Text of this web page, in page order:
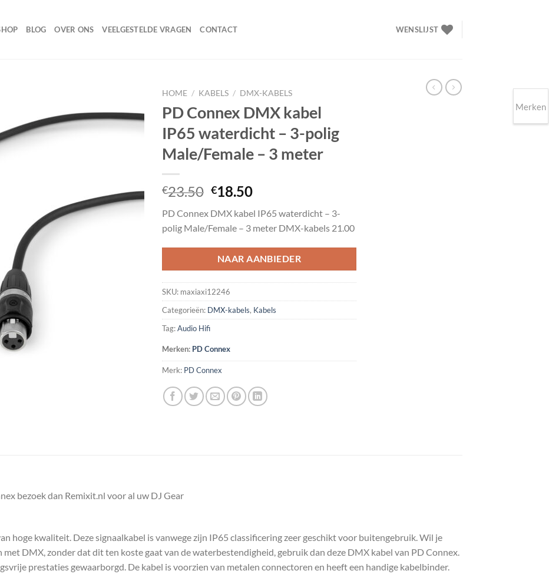
BLOG OVER ONS VEELGESTELDE VRAGEN CONTACT WENSLIJST
HOME / KABELS / DMX-KABELS
PD Connex DMX kabel
IP65 waterdicht – 3-polig
Male/Female – 3 meter
€23.50 Oorspronkelijke
was:
€23.50.
€18.50Huidige
is:
€18.50.
PD Connex DMX kabel IP65 waterdicht – 3-
polig Male/Female – 3 meter DMX-kabels 21.00
NAAR AANBIEDER
SKU: maxiaxi12246
Categorieën: DMX-kabels, Kabels
Tag:Audio Hifi
Merken: PD Connex
Merk: PD Connex
bezoek dan Remixit.nl voor al uw DJ Gear
hoge kwaliteit. Deze signaalkabel is vanwege zijn IP65 classificering zeer geschikt voor buitengebruik. Wil je
DMX, zonder dat dit ten koste gaat van de waterbestendigheid, gebruik dan deze DMX kabel van PD Connex.
prestaties gewaarborgd. De kabel is voorzien van metalen connectoren en heeft een handige kabelbinder.
Merken